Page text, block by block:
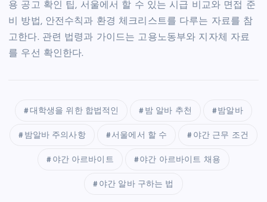
용 공고 확인 팁, 서울에서 할 수 있는 시급 비교와 면접 준
비 방법, 안전수칙과 환경 체크리스트를 다루는 자료를 참
고한다. 관련 법령과 가이드는 고용노동부와 지자체 자료
를 우선 확인한다.
대학생을 위한 합법적인 밤 알바 추천 밤알바
밤알바 주의사항 서울에서 할 수 야간 근무 조건
야간 아르바이트 야간 아르바이트 채용
야간 알바 구하는 법